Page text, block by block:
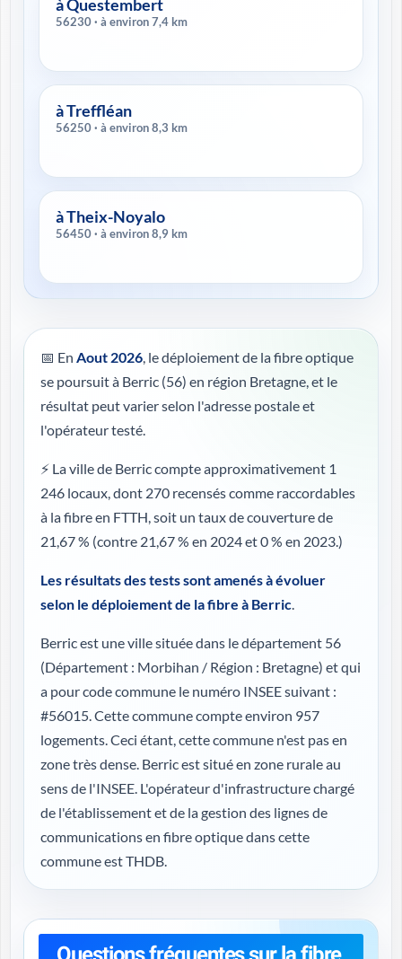
à Questembert
56230 · à environ 7,4 km
à Treffléan
56250 · à environ 8,3 km
à Theix-Noyalo
56450 · à environ 8,9 km
📅 En Aout 2026, le déploiement de la fibre optique
se poursuit à Berric (56) en région Bretagne, et le
résultat peut varier selon l'adresse postale et
l'opérateur testé.
⚡ La ville de Berric compte approximativement 1
246 locaux, dont 270 recensés comme raccordables
à la fibre en FTTH, soit un taux de couverture de
21,67 % (contre 21,67 % en 2024 et 0 % en 2023.)
Les résultats des tests sont amenés à évoluer
selon le déploiement de la fibre à Berric.
Berric est une ville située dans le département 56
(Département : Morbihan / Région : Bretagne) et qui
a pour code commune le numéro INSEE suivant :
#56015. Cette commune compte environ 957
logements. Ceci étant, cette commune n'est pas en
zone très dense. Berric est situé en zone rurale au
sens de l'INSEE. L'opérateur d'infrastructure chargé
de l'établissement et de la gestion des lignes de
communications en fibre optique dans cette
commune est THDB.